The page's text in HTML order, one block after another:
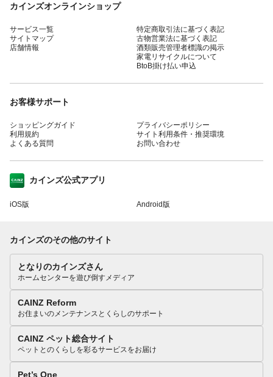
カインズオンラインショップ
サービス一覧
サイトマップ
店舗情報
特定商取引法に基づく表記
古物営業法に基づく表記
酒類販売管理者標識の掲示
家電リサイクルについて
BtoB掛け払い申込
お客様サポート
ショッピングガイド
利用規約
よくある質問
プライバシーポリシー
サイト利用条件・推奨環境
お問い合わせ
カインズ公式アプリ
iOS版 Android版
カインズのその他のサイト
となりのカインズさん
ホームセンターを遊び倒すメディア
CAINZ Reform
お住まいのメンテナンスとくらしのサポート
CAINZ ペット総合サイト
ペットとのくらしを彩るサービスをお届け
Pet’s One